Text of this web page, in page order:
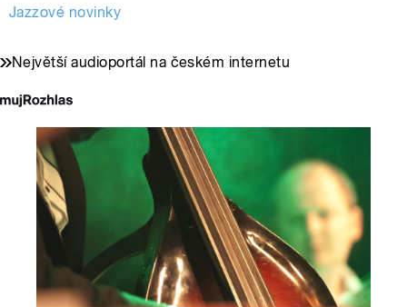
Jazzové novinky
Největší audioportál na českém internetu